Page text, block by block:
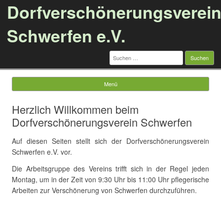
Dorfverschönerungsverein
Schwerfen e.V.
Suchen
nach:
Menü
Herzlich Willkommen beim
Dorfverschönerungsverein Schwerfen
Auf diesen Seiten stellt sich der Dorfverschönerungsverein
Schwerfen e.V. vor.
Die Arbeitsgruppe des Vereins trifft sich in der Regel jeden
Montag, um in der Zeit von 9:30 Uhr bis 11:00 Uhr pflegerische
Arbeiten zur Verschönerung von Schwerfen durchzuführen.